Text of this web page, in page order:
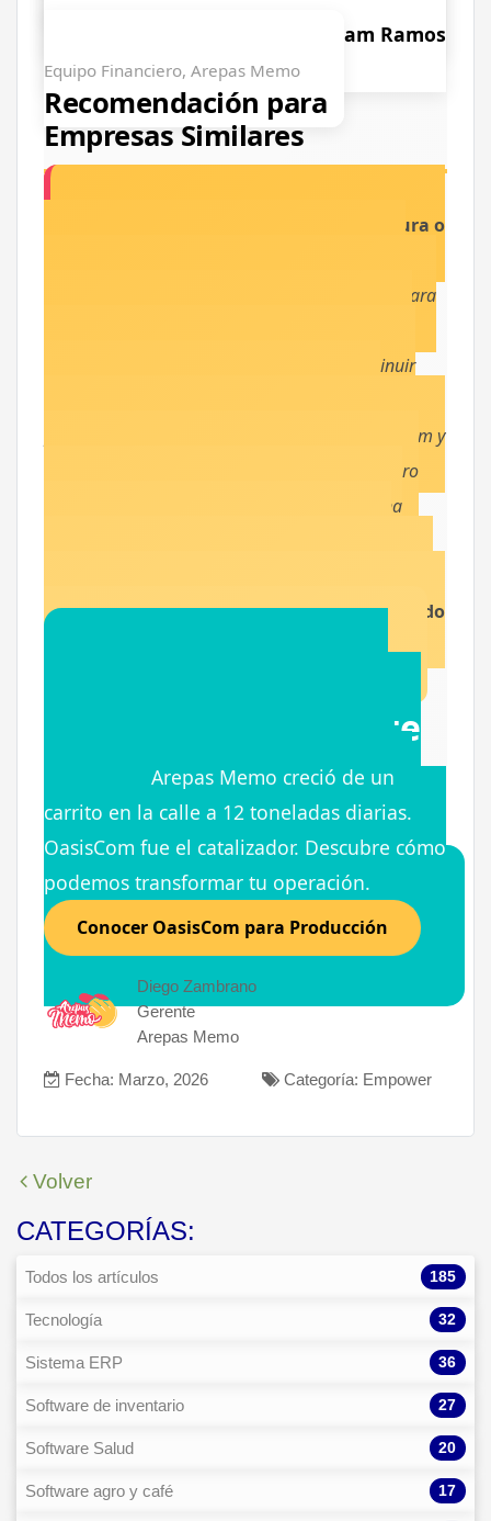
William Ramos
Equipo Financiero, Arepas Memo
Recomendación para
Empresas Similares
Si eres un empresario de manufactura o
"Primero, prepara a tu gente para
OasisCom te da las herramientas para disminuir
proceso; cámbiante a un software como OasisCom y
verás que lo que hacían 4, lo puede hacer 1. Pero
eso solo se logra si tu gente está lista para una
El cambio es inevitable; mejor hacerlo cuando
lista para el siguiente
Arepas Memo creció de un
carrito en la calle a 12 toneladas diarias.
OasisCom fue el catalizador. Descubre cómo
podemos transformar tu operación.
Conocer OasisCom para Producción
Diego Zambrano
Gerente
Arepas Memo
Fecha: Marzo, 2026 Categoría: Empower
Volver
CATEGORÍAS:
Todos los artículos 185
Tecnología 32
Sistema ERP 36
Software de inventario 27
Software Salud 20
Software agro y café 17